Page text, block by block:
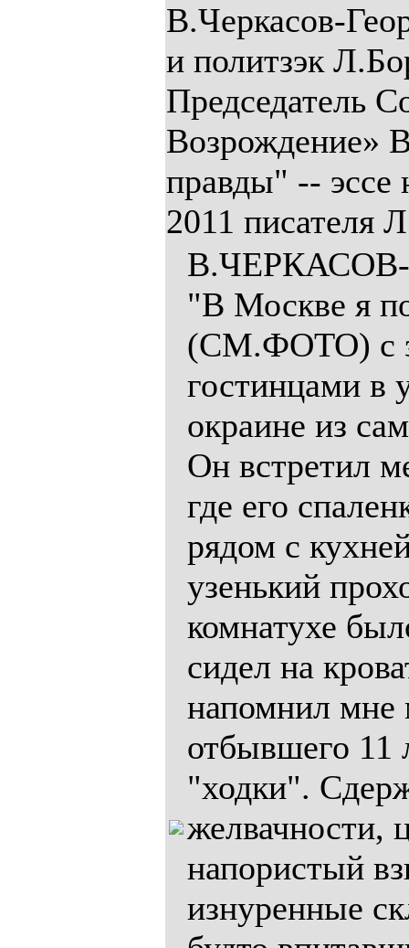
В.Черкасов-
и политзэк
Председатель
Возрождение»
правды" -- эссе
2011 писателя
"В Москве я
(СМ.ФОТО) с
гостинцами в
окраине из
Он встретил
где его
рядом с
узенький
комнатухе
сидел на
напомнил мне
отбывшего 11
"ходки".
желвачности,
напористый
изнуренные